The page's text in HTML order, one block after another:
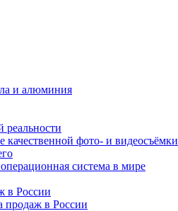
и алюминия
реальности
качественной фото- и видеосъёмки
система в мире
в России
продаж в России